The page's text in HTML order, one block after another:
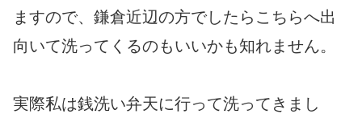
ますので、鎌倉近辺の方でしたらこちらへ出
向いて洗ってくるのもいいかも知れません。
実際私は銭洗い弁天に行って洗ってきまし